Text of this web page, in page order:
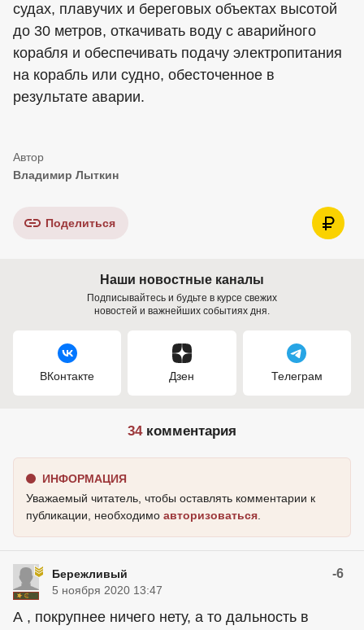
судах, плавучих и береговых объектах высотой
до 30 метров, откачивать воду с аварийного
корабля и обеспечивать подачу электропитания
на корабль или судно, обесточенное в
результате аварии.
Владимир Лыткин
Поделиться
Наши новостные каналы
Подписывайтесь и будьте в курсе свежих
новостей и важнейших событиях дня.
ВКонтакте Дзен Телеграм
34комментария
ИНФОРМАЦИЯ
Уважаемый читатель, чтобы оставлять комментарии к
публикации, необходимо авторизоваться
Бережливый -6
5 ноября 2020 13:47
А , покрупнее ничего нету, а то дальность в